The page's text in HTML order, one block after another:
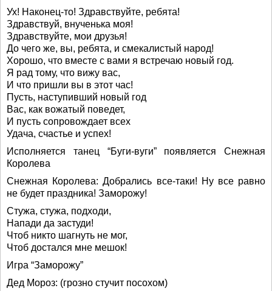
Ух! Наконец-то! Здравствуйте, ребята!
Здравствуй, внученька моя!
Здравствуйте, мои друзья!
До чего же, вы, ребята, и смекалистый народ!
Хорошо, что вместе с вами я встречаю новый год.
Я рад тому, что вижу вас,
И что пришли вы в этот час!
Пусть, наступивший новый год
Вас, как вожатый поведет,
И пусть сопровождает всех
Удача, счастье и успех!
Исполняется танец “Буги-вуги” появляется Снежная
Королева
Снежная Королева: Добрались все-таки! Ну все равно
не будет праздника! Заморожу!
Стужа, стужа, подходи,
Напади да застуди!
Чтоб никто шагнуть не мог,
Чтоб достался мне мешок!
Игра “Заморожу”
Дед Мороз: (грозно стучит посохом)